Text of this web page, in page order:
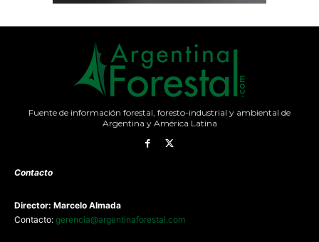
Fuente de información forestal, foresto-industrial y ambiental de
Argentina y América Latina
Contacto
Director: Marcelo Almada
Contacto: gerencia@argentinaforestal.com